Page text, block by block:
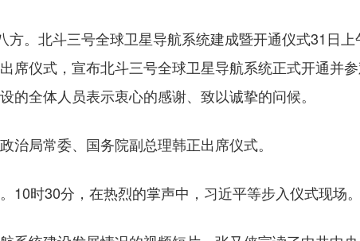
。北斗三号全球卫星导航系统建成暨开通仪式31日上
席仪式，宣布北斗三号全球卫星导航系统正式开通并
全体人员表示衷心的感谢、致以诚挚的问候。
局常委、国务院副总理韩正出席仪式。
时30分，在热烈的掌声中，习近平等步入仪式现场。